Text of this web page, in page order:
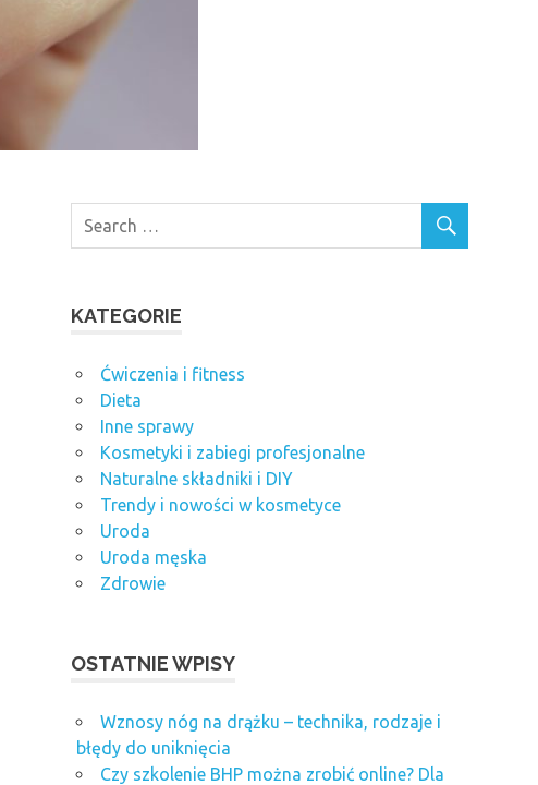
KATEGORIE
Ćwiczenia i fitness
Dieta
Inne sprawy
Kosmetyki i zabiegi profesjonalne
Naturalne składniki i DIY
Trendy i nowości w kosmetyce
Uroda
Uroda męska
Zdrowie
OSTATNIE WPISY
Wznosy nóg na drążku – technika, rodzaje i
błędy do uniknięcia
Czy szkolenie BHP można zrobić online? Dla